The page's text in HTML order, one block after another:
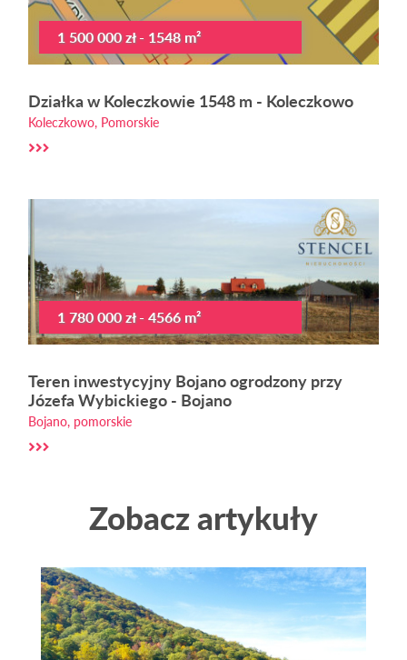
1 500 000 zł - 1548 m²
Działka w Koleczkowie 1548 m - Koleczkowo
Koleczkowo, Pomorskie
1 780 000 zł - 4566 m²
Teren inwestycyjny Bojano ogrodzony przy
Józefa Wybickiego - Bojano
Bojano, pomorskie
Zobacz artykuły